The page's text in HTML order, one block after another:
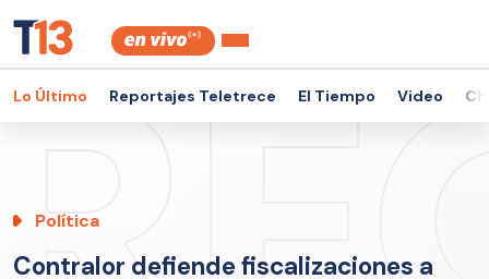
Lo Último Reportajes Teletrece El Tiempo Video
Política
Contralor defiende fiscalizaciones a